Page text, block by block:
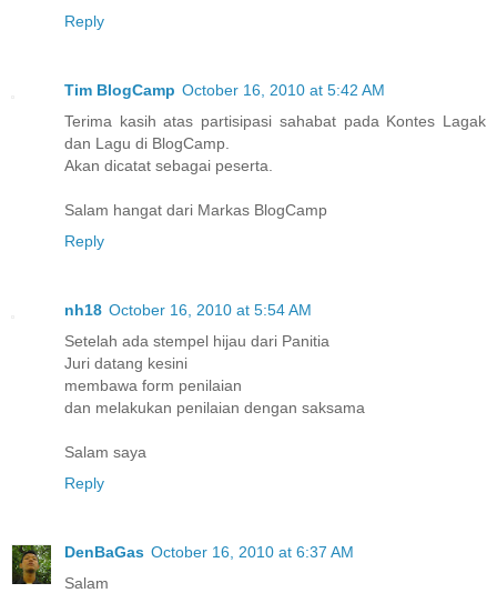
Reply
Tim BlogCamp October 16, 2010 at 5:42 AM
Terima kasih atas partisipasi sahabat pada Kontes Lagak
dan Lagu di BlogCamp.
Akan dicatat sebagai peserta.
Salam hangat dari Markas BlogCamp
Reply
nh18 October 16, 2010 at 5:54 AM
Setelah ada stempel hijau dari Panitia
Juri datang kesini
membawa form penilaian
dan melakukan penilaian dengan saksama
Salam saya
Reply
DenBaGas October 16, 2010 at 6:37 AM
Salam